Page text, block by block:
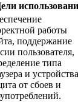
работы
поддержание
пользователя,
типа
и
от сбоев и